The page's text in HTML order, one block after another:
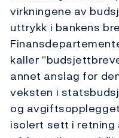
virkningene av
uttrykk i bankens
kaller
annet anslag for
veksten i
og
isolert sett i retning